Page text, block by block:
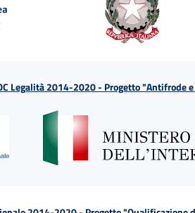
Legalità 2014-2020 - Progetto "Antifrode